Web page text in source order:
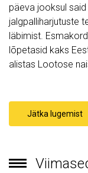
päeva jooksul
jalgpalliharjutuste
läbimist.
lõpetasid kaks
alistas Lootose
Jätka lugemist